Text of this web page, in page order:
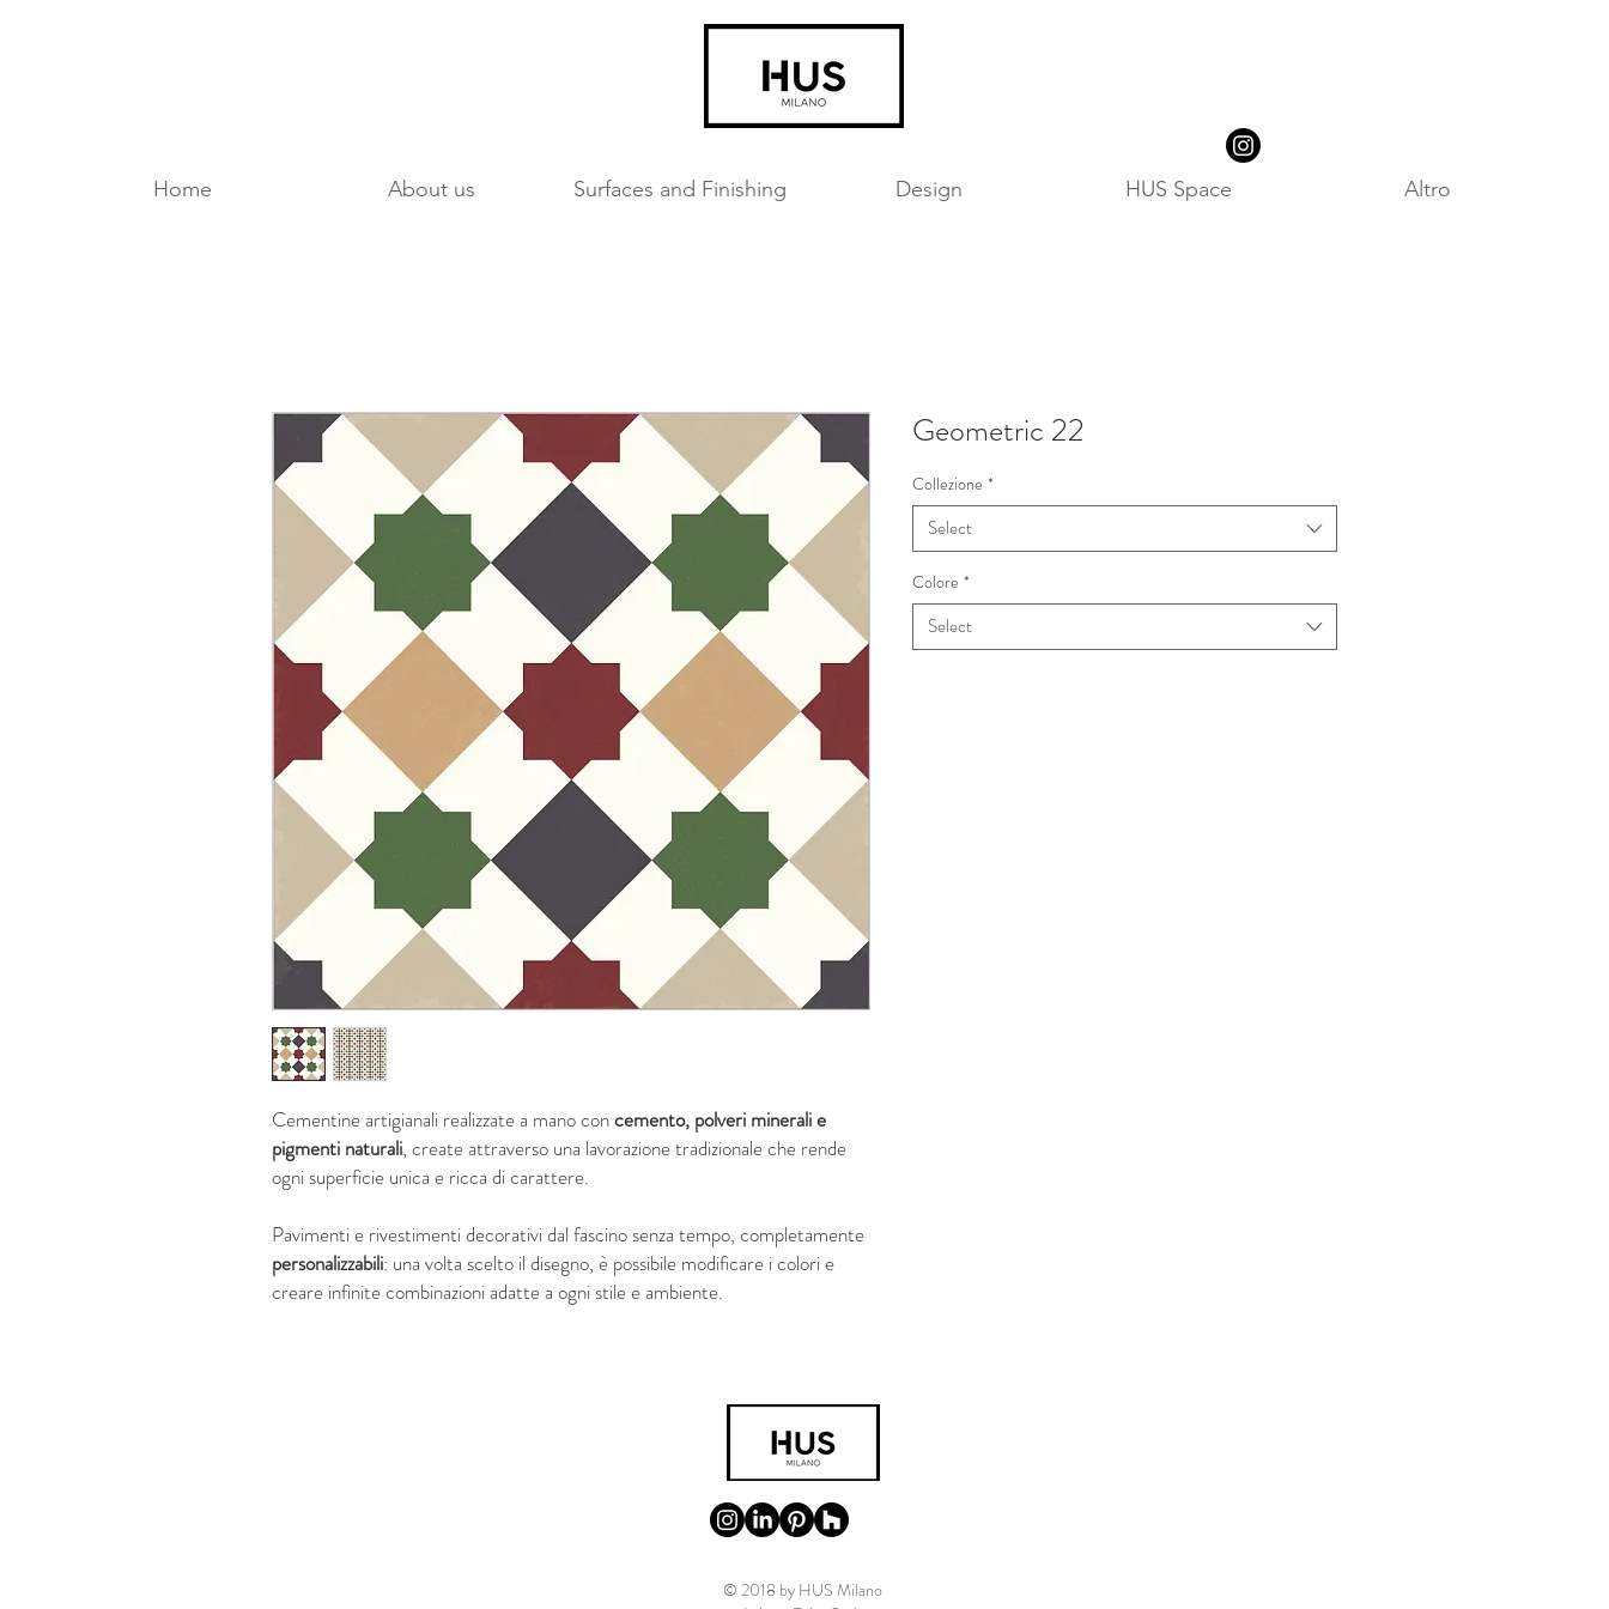
Home About us Surfaces and Finishing Design HUS Space Altro
Cementine artigianali realizzate a mano concemento, polveri minerali e
pigmenti naturali, create attraverso una lavorazione tradizionale che rende
ogni superficie unica e ricca di carattere.
Pavimenti e rivestimenti decorativi dal fascino senza tempo, completamente
personalizzabili: una volta scelto il disegno, è possibile modificare i colori e
creare infinite combinazioni adatte a ogni stile e ambiente.
Geometric 22
Collezione *
Select
Colore *
Select
© 2018 by HUS Milano